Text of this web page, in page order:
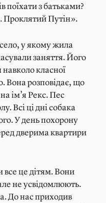
поїхати з батьками?
Проклятий Путін».
у якому жила
заняття. Його
класної
Вона розповідає, що
ім’я Рекс. Пес
Всі ці дні собака
У день похорону
дверима квартири
це дітям. Вони
не усвідомлюють.
До нас приходив